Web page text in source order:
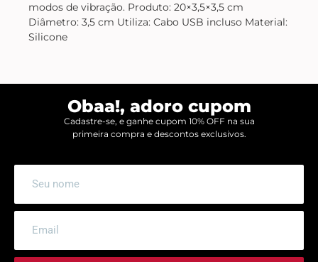
modos de vibração. Produto: 20×3,5×3,5 cm
Diâmetro: 3,5 cm Utiliza: Cabo USB incluso Material:
Silicone
Obaa!, adoro cupom
Cadastre-se, e ganhe cupom 10% OFF na sua
primeira compra e descontos exclusivos.